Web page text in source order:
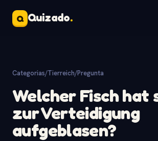
Q Quizado.
Categorias/Tierreich/Pregunta
Welcher Fisch hat
zur Verteidigung
aufgeblasen?